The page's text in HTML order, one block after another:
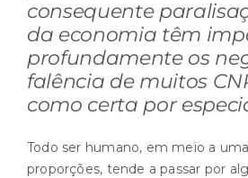
consequente
da economia têm
profundamente os
falência de muitos
como certa por
Todo ser humano, em meio a
proporções, tende a passar por